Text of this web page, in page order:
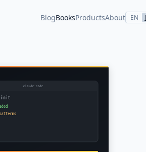
BlogBooksProductsAbout EN